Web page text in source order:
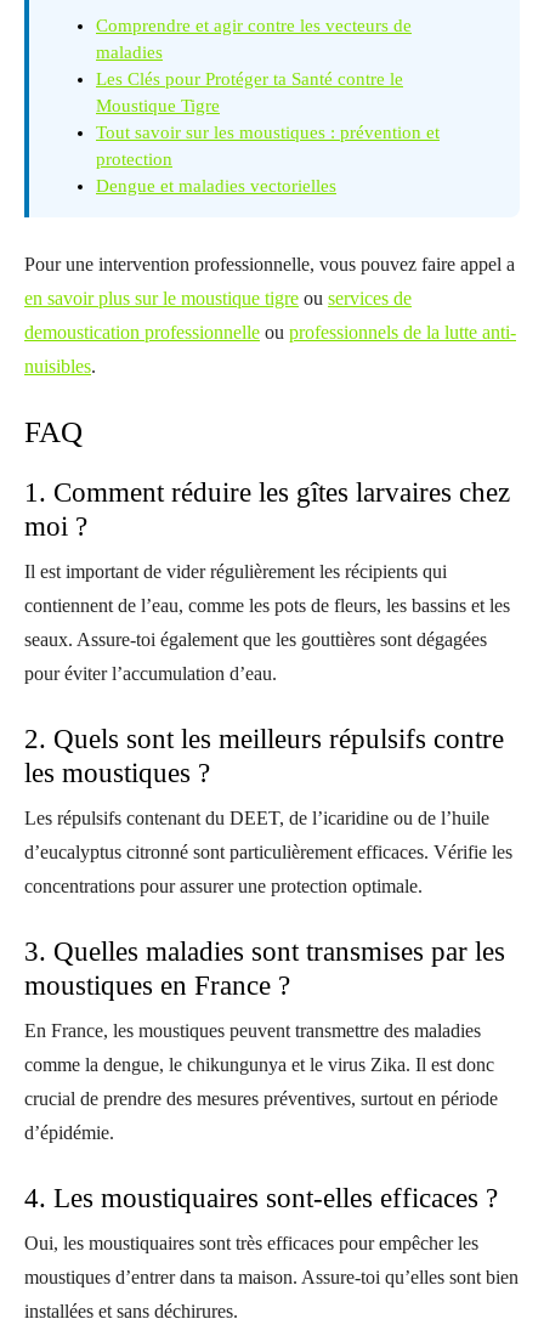
Comprendre et agir contre les vecteurs de
maladies
Les Clés pour Protéger ta Santé contre le
Moustique Tigre
Tout savoir sur les moustiques : prévention et
protection
Dengue et maladies vectorielles
Pour une intervention professionnelle, vous pouvez faire appel a
en savoir plus sur le moustique tigre ou services de
demoustication professionnelle ou professionnels de la lutte anti-
nuisibles.
FAQ
1. Comment réduire les gîtes larvaires chez
moi ?
Il est important de vider régulièrement les récipients qui
contiennent de l’eau, comme les pots de fleurs, les bassins et les
seaux. Assure-toi également que les gouttières sont dégagées
pour éviter l’accumulation d’eau.
2. Quels sont les meilleurs répulsifs contre
les moustiques ?
Les répulsifs contenant du DEET, de l’icaridine ou de l’huile
d’eucalyptus citronné sont particulièrement efficaces. Vérifie les
concentrations pour assurer une protection optimale.
3. Quelles maladies sont transmises par les
moustiques en France ?
En France, les moustiques peuvent transmettre des maladies
comme la dengue, le chikungunya et le virus Zika. Il est donc
crucial de prendre des mesures préventives, surtout en période
d’épidémie.
4. Les moustiquaires sont-elles efficaces ?
Oui, les moustiquaires sont très efficaces pour empêcher les
moustiques d’entrer dans ta maison. Assure-toi qu’elles sont bien
installées et sans déchirures.